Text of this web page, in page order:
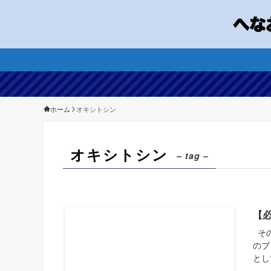
ホーム オキシトシン
オキシトシン – tag –
【
そ
の
と